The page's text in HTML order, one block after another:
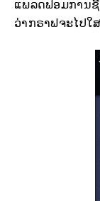
ແພລດຟອມການ
ວ່າກຣາຟຈະໄປໃ